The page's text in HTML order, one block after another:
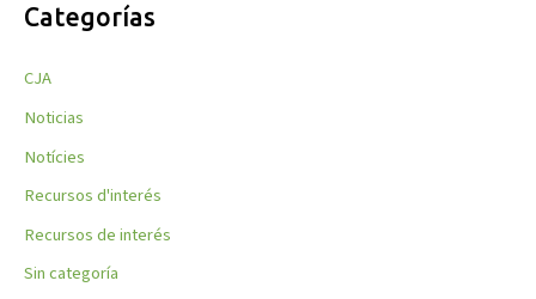
Categorías
CJA
Noticias
Notícies
Recursos d'interés
Recursos de interés
Sin categoría